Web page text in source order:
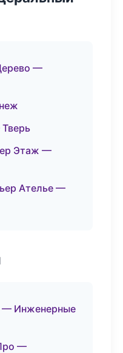
—
Этаж —
Ателье —
— Инженерные
—